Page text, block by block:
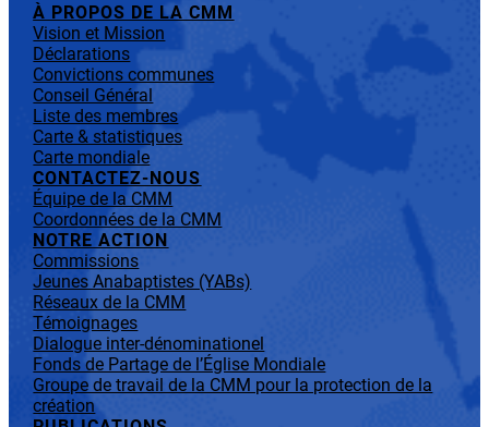
À PROPOS DE LA CMM
Vision et Mission
Déclarations
Convictions communes
Conseil Général
Liste des membres
Carte & statistiques
Carte mondiale
CONTACTEZ-NOUS
Équipe de la CMM
Coordonnées de la CMM
NOTRE ACTION
Commissions
Jeunes Anabaptistes (YABs)
Réseaux de la CMM
Témoignages
Dialogue inter-dénominationel
Fonds de Partage de l’Église Mondiale
Groupe de travail de la CMM pour la protection de la
création